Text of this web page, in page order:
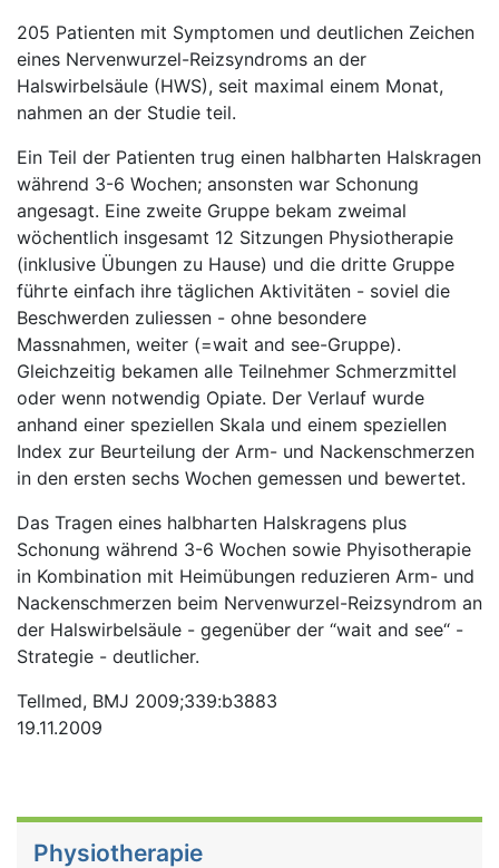
205 Patienten mit Symptomen und deutlichen Zeichen
eines Nervenwurzel-Reizsyndroms an der
Halswirbelsäule (HWS), seit maximal einem Monat,
nahmen an der Studie teil.
Ein Teil der Patienten trug einen halbharten Halskragen
während 3-6 Wochen; ansonsten war Schonung
angesagt. Eine zweite Gruppe bekam zweimal
wöchentlich insgesamt 12 Sitzungen Physiotherapie
(inklusive Übungen zu Hause) und die dritte Gruppe
führte einfach ihre täglichen Aktivitäten - soviel die
Beschwerden zuliessen - ohne besondere
Massnahmen, weiter (=wait and see-Gruppe).
Gleichzeitig bekamen alle Teilnehmer Schmerzmittel
oder wenn notwendig Opiate. Der Verlauf wurde
anhand einer speziellen Skala und einem speziellen
Index zur Beurteilung der Arm- und Nackenschmerzen
in den ersten sechs Wochen gemessen und bewertet.
Das Tragen eines halbharten Halskragens plus
Schonung während 3-6 Wochen sowie Phyisotherapie
in Kombination mit Heimübungen reduzieren Arm- und
Nackenschmerzen beim Nervenwurzel-Reizsyndrom an
der Halswirbelsäule - gegenüber der “wait and see“ -
Strategie - deutlicher.
Tellmed, BMJ 2009;339:b3883
19.11.2009
Physiotherapie